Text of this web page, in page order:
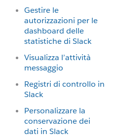
Gestire le
autorizzazioni per le
dashboard delle
statistiche di Slack
Visualizza l’attività
messaggio
Registri di controllo in
Slack
Personalizzare la
conservazione dei
dati in Slack